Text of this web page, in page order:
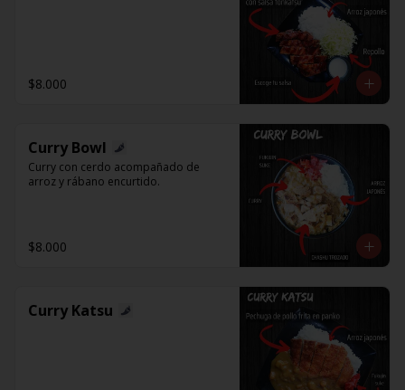
$8.000
Curry Bowl
Curry con cerdo acompañado de
arroz y rábano encurtido.
$8.000
Curry Katsu